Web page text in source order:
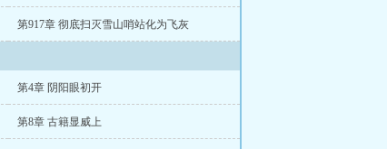
第917章 彻底扫灭雪山哨站化为飞灰
第4章 阴阳眼初开
第8章 古籍显威上